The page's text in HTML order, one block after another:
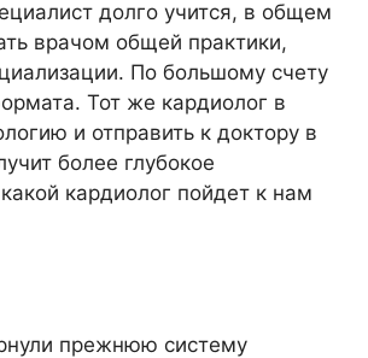
долго учится, в общем
врачом общей практики,
По большому счету
Тот же кардиолог в
и отправить к доктору в
более глубокое
кардиолог пойдет к нам
прежнюю систему